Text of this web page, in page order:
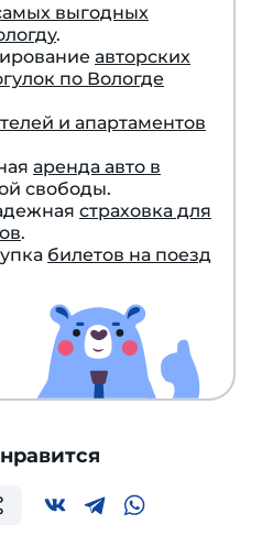
выгодных
.
авторских
по Вологде
и апартаментов
аренда авто в
свободы.
страховка для
.
билетов на поезд